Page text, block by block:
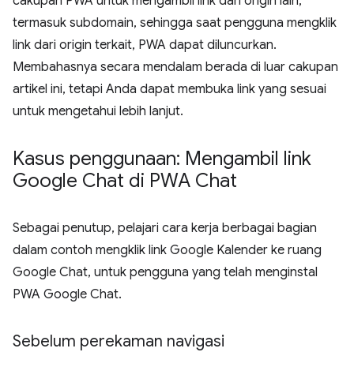
termasuk subdomain, sehingga saat pengguna mengklik
link dari origin terkait, PWA dapat diluncurkan.
Membahasnya secara mendalam berada di luar cakupan
artikel ini, tetapi Anda dapat membuka link yang sesuai
untuk mengetahui lebih lanjut.
Kasus penggunaan: Mengambil link
Google Chat di PWA Chat
Sebagai penutup, pelajari cara kerja berbagai bagian
dalam contoh mengklik link Google Kalender ke ruang
Google Chat, untuk pengguna yang telah menginstal
PWA Google Chat.
Sebelum perekaman navigasi